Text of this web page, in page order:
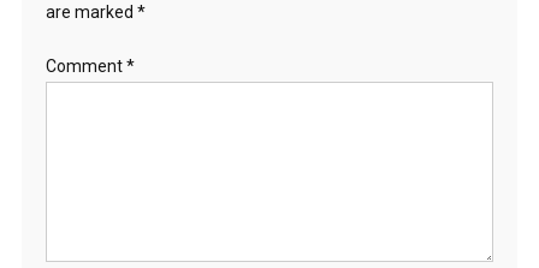
are marked *
Comment*